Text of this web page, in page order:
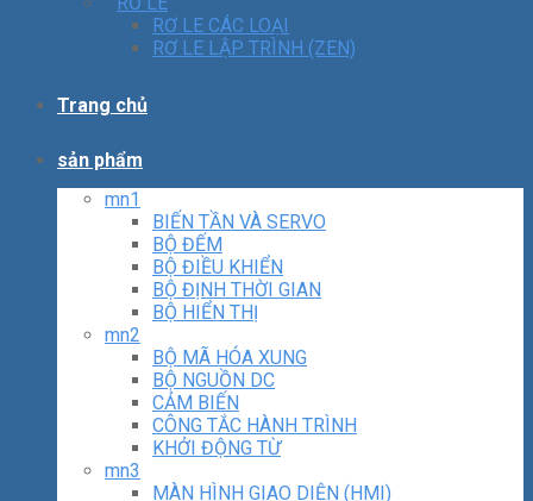
RƠ LE CÁC LOẠI
RƠ LE LẬP TRÌNH (ZEN)
Trang chủ
sản phẩm
mn1
BIẾN TẦN VÀ SERVO
BỘ ĐẾM
BỘ ĐIỀU KHIỂN
BỘ ĐỊNH THỜI GIAN
BỘ HIỂN THỊ
mn2
BỘ MÃ HÓA XUNG
BỘ NGUỒN DC
CẢM BIẾN
CÔNG TẮC HÀNH TRÌNH
KHỞI ĐỘNG TỪ
mn3
MÀN HÌNH GIAO DIỆN (HMI)